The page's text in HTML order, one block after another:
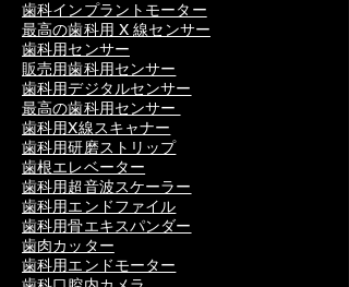
歯科インプラントモーター
最高の歯科用 X 線センサー
歯科用センサー
販売用歯科用センサー
歯科用デジタルセンサー
最高の歯科用センサー
歯科用X線スキャナー
歯科用研磨ストリップ
歯根エレベーター
歯科用超音波スケーラー
歯科用エンドファイル
歯科用骨エキスパンダー
歯肉カッター
歯科用エンドモーター